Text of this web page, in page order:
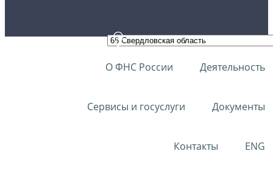
О ФНС России Деятельность
Сервисы и госуслуги Документы
Контакты ENG